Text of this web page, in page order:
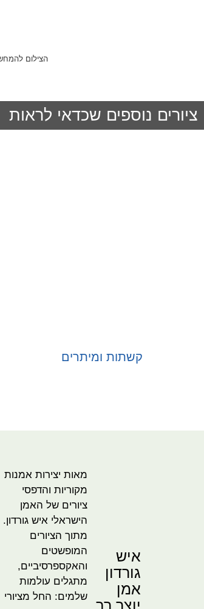
הצילום
ציורים נוספים שכדאי לראות
קשתות ומיתרים
איש
גורדון
אמן
יוצר רב
מאות יצירות אמנות
מקוריות והדפסי
ציורים של האמן
הישראלי איש גורדון.
מתוך הציורים
המופשטים
והאקספרסיביים,
מתגלים עולמות
שלמים: החל מציורי